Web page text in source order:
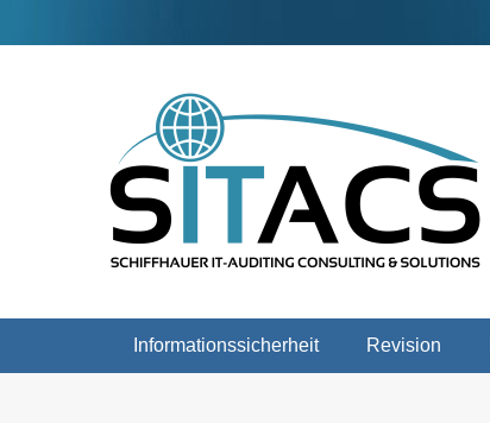
zum
SITACS
Schiffhauer IT-Auditing Consulting & Solutions
Hauptmenü
Informationssicherheit Revision